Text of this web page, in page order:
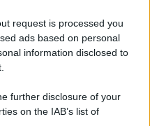
request is processed you
ads based on personal
information disclosed to
further disclosure of your
on the IAB’s list of